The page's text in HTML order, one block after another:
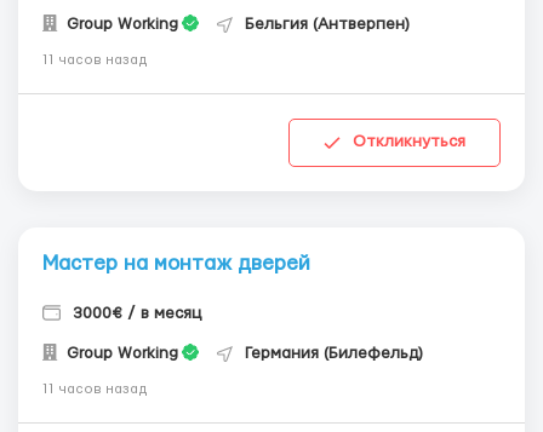
Group Working Бельгия (Антверпен)
11 часов назад
Откликнуться
Мастер на монтаж дверей
3000€ / в месяц
Group Working Германия (Билефельд)
11 часов назад